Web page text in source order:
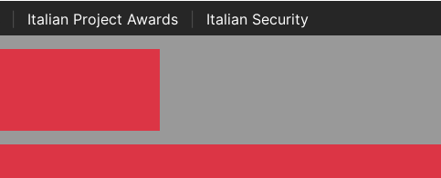
Italian Project Awards
Italian Security